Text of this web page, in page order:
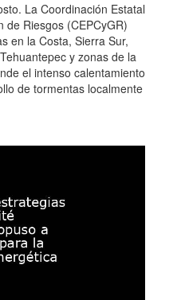
La Coordinación Estatal
de Riesgos (CEPCyGR)
en la Costa, Sierra Sur,
y zonas de la
el intenso calentamiento
de tormentas localmente